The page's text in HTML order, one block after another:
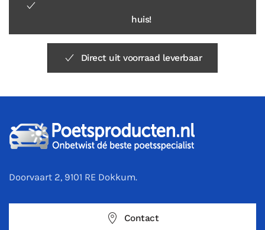
huis!
Direct uit voorraad leverbaar
Doorvaart 2, 9101 RE Dokkum.
Contact